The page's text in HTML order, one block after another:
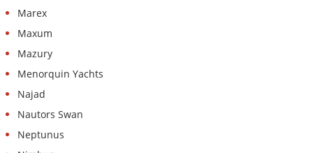
Marex
Maxum
Mazury
Menorquin Yachts
Najad
Nautors Swan
Neptunus